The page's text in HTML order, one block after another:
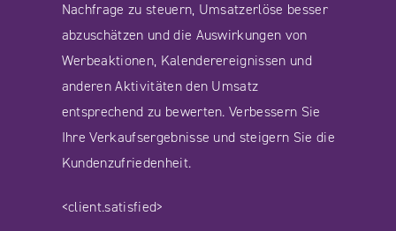
Nachfrage zu steuern, Umsatzerlöse besser
abzuschätzen und die Auswirkungen von
Werbeaktionen, Kalenderereignissen und
anderen Aktivitäten den Umsatz
entsprechend zu bewerten. Verbessern Sie
Ihre Verkaufsergebnisse und steigern Sie die
Kundenzufriedenheit.
<client.satisfied>